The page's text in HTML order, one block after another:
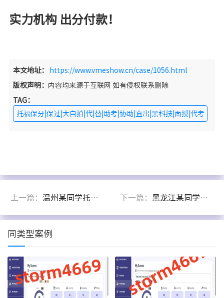
实力机构 出分付款！
本文地址： https://www.vmeshow.cn/case/1056.html
版权声明： 内容均来源于互联网 如有侵权联系删除
TAG：
托福保分|保过|大自拍|代|替|助考|协助|直出|黑科技|面授|代考
上一篇： 温州某同学托福代考出1108分 下一篇： 黑龙江某同学托福面授出108分
同类型案例